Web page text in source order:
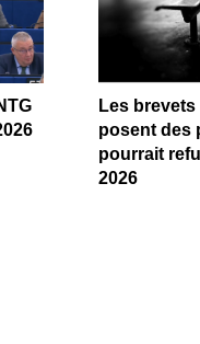
Les brevets
posent des
pourrait
2026